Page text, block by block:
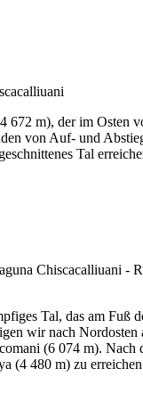
672 m), der im Osten
von Auf- und
Tal
Tal, das am Fuß
wir nach Nordosten
(6 074 m).
(4 480 m) zu